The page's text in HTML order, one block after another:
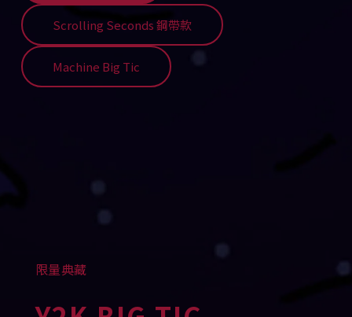
Scrolling Seconds 鋼帶款
Machine Big Tic
限量典藏